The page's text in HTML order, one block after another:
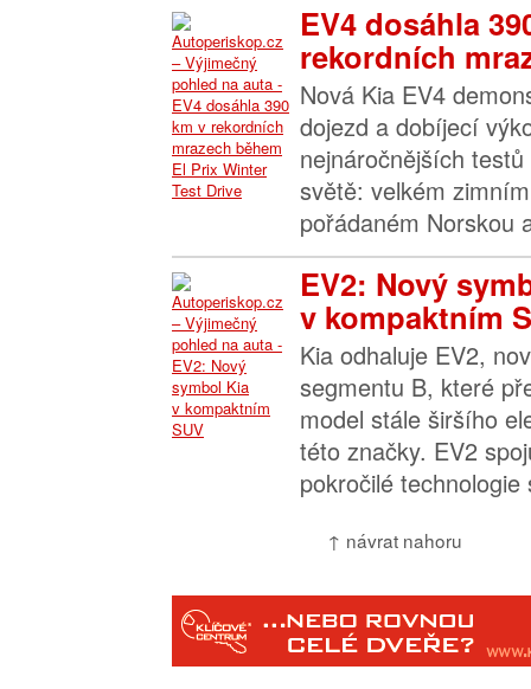
EV4 dosáhla
rekordních
Nová Kia EV4
dojezd a dobíjecí
nejnáročnějších
světě: velkém
pořádaném Norskou
EV2: Nový
v kompaktním
Kia odhaluje EV2,
segmentu B, které
model stále širšího
této značky. EV2
pokročilé technologie
↑ návrat nahoru